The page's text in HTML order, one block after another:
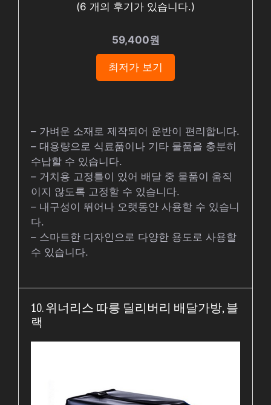
(6 개의 후기가 있습니다.)
59,400원
최저가 보기
– 가벼운 소재로 제작되어 운반이 편리합니다.
– 대용량으로 식료품이나 기타 물품을 충분히
수납할 수 있습니다.
– 거치용 고정틀이 있어 배달 중 물품이 움직
이지 않도록 고정할 수 있습니다.
– 내구성이 뛰어나 오랫동안 사용할 수 있습니
다.
– 스마트한 디자인으로 다양한 용도로 사용할
수 있습니다.
10. 위너리스 따릉 딜리버리 배달가방, 블
랙